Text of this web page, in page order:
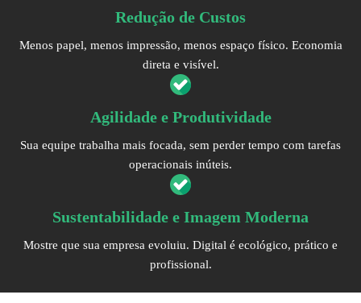
Redução de Custos
Menos papel, menos impressão, menos espaço físico. Economia
direta e visível.
Agilidade e Produtividade
Sua equipe trabalha mais focada, sem perder tempo com tarefas
operacionais inúteis.
Sustentabilidade e Imagem Moderna
Mostre que sua empresa evoluiu. Digital é ecológico, prático e
profissional.